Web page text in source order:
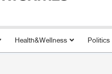
Health&Wellness Politics